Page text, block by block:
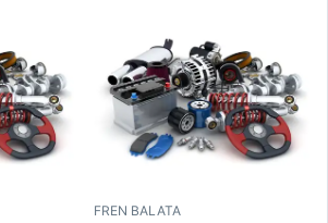
FREN BALATA